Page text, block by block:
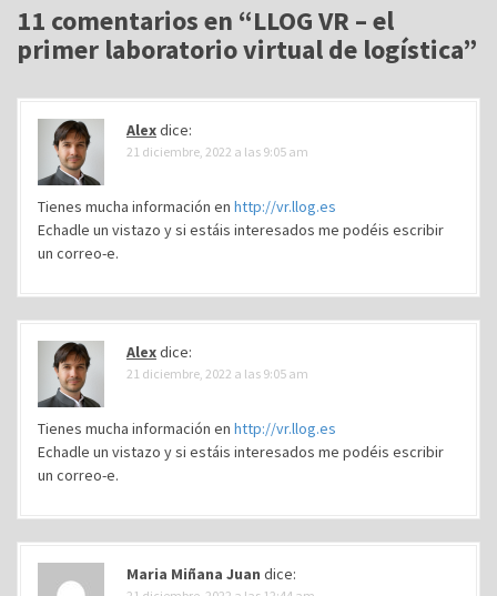
a
c
i
11 comentarios en “LLOG VR – el
primer laboratorio virtual de logística”
Alexdice:
21 diciembre, 2022 a las 9:05 am
Tienes mucha información en http://vr.llog.es
Echadle un vistazo y si estáis interesados me podéis escribir
un correo-e.
Alexdice:
21 diciembre, 2022 a las 9:05 am
Tienes mucha información en http://vr.llog.es
Echadle un vistazo y si estáis interesados me podéis escribir
un correo-e.
Maria Miñana Juan dice: